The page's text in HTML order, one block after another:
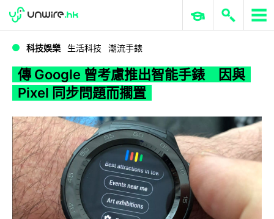
WWDC 2026 ERP 與商業 AI
科技娛樂 生活科技 潮流手錶
傳 Google 曾考慮推出智能手錶 因與
Pixel 同步問題而擱置